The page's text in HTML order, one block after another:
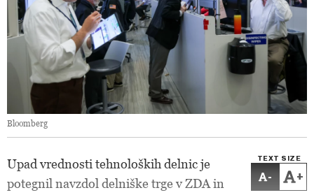
Bloomberg
TEXT SIZE
- +
Upad vrednosti tehnoloških delnic je
potegnil navzdol delniške trge v ZDA in